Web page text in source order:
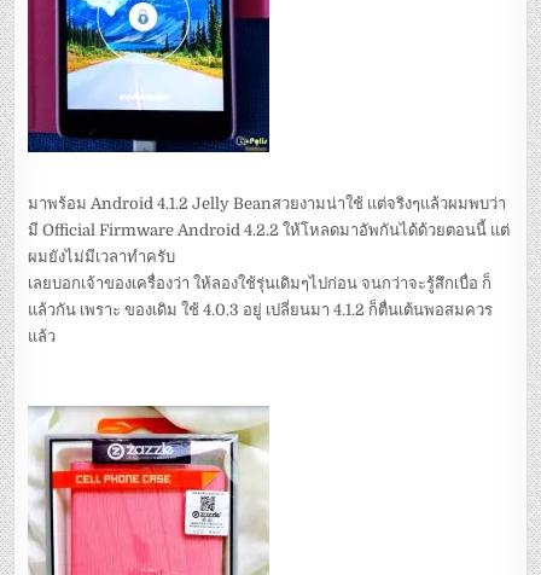
มาพร้อม Android 4.1.2 Jelly Beanสวยงามน่าใช้ แต่จริงๆแล้วผมพบว่า
มี Official Firmware Android 4.2.2 ให้โหลดมาอัพกันได้ด้วยตอนนี้ แต่
ผมยังไม่มีเวลาทำครับ
เลยบอกเจ้าของเครื่องว่า ให้ลองใช้รุ่นเดิมๆไปก่อน จนกว่าจะรู้สึกเบื่อ ก็
แล้วกัน เพราะ ของเดิม ใช้ 4.0.3 อยู่ เปลี่ยนมา 4.1.2 ก็ตื่นเต้นพอสมควร
แล้ว